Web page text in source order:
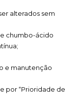
alterados sem
chumbo-ácido
e manutenção
por “Prioridade de